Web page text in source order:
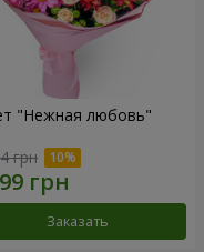
"Нежная любовь"
грн
Заказать